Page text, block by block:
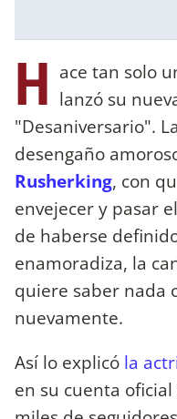
H ace tan solo
lanzó su
"Desaniversario".
desengaño
Rusherking, con
envejecer y pasar
de haberse
enamoradiza, la
quiere saber nada
nuevamente.
Así lo explicó la
en su cuenta